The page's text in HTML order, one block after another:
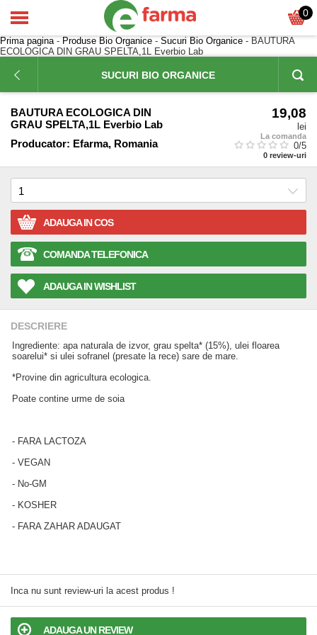
0
Prima pagina- Produse Bio Organice - Sucuri Bio Organice - BAUTURA
ECOLOGICA DIN GRAU SPELTA,1L Everbio Lab
SUCURI BIO ORGANICE
BAUTURA ECOLOGICA DIN
GRAU SPELTA,1L Everbio Lab
Producator: Efarma, Romania
19,08
lei
La comanda
0/5
0 review-uri
ADAUGA IN COS
COMANDA TELEFONICA
ADAUGA IN WISHLIST
DESCRIERE
Ingrediente: apa naturala de izvor, grau spelta* (15%), ulei floarea
soarelui* si ulei sofranel (presate la rece) sare de mare.
*Provine din agricultura ecologica.
Poate contine urme de soia
- FARA LACTOZA
- VEGAN
- No-GM
- KOSHER
- FARA ZAHAR ADAUGAT
Inca nu sunt review-uri la acest produs !
ADAUGA UN REVIEW